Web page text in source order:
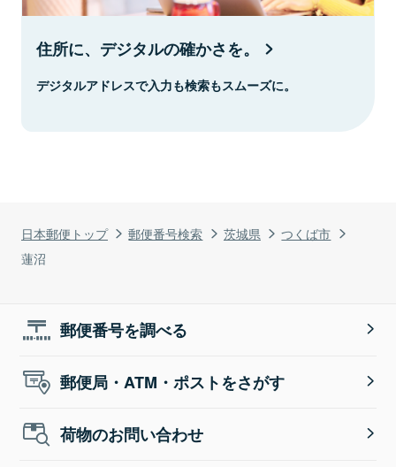
日本郵便トップ 郵便番号検索 茨城県
つくば市
蓮沼
住所に、デジタルの確かさを。
デジタルアドレスで入力も検索もスムーズに。
郵便番号を調べる
郵便局・ATM・ポストをさがす
荷物のお問い合わせ